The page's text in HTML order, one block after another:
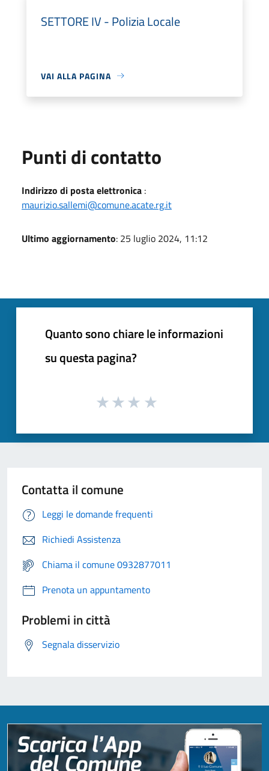
SETTORE IV - Polizia Locale
VAI ALLA PAGINA
Punti di contatto
Indirizzo di posta elettronica :
maurizio.sallemi@comune.acate.rg.it
Ultimo aggiornamento: 25 luglio 2024, 11:12
Quanto sono chiare le informazioni
su questa pagina?
Contatta il comune
Leggi le domande frequenti
Richiedi Assistenza
Chiama il comune 0932877011
Prenota un appuntamento
Problemi in città
Segnala disservizio